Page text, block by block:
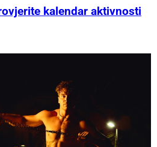
kalendar aktivnosti